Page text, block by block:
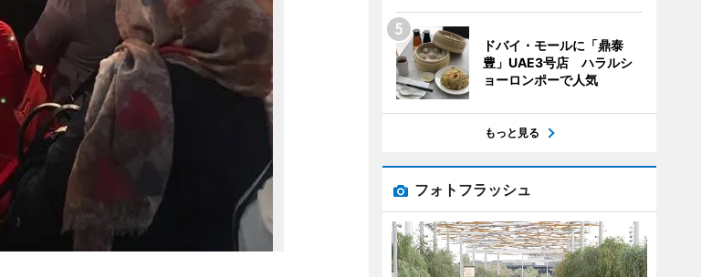
ドバイ・モールに「鼎泰
豊」UAE3号店 ハラルシ
ョーロンポーで人気
もっと見る
フォトフラッシュ